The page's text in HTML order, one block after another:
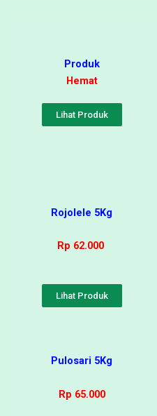
Produk
Hemat
Lihat Produk
Rojolele 5Kg
Rp 62.000
Lihat Produk
Pulosari 5Kg
Rp 65.000